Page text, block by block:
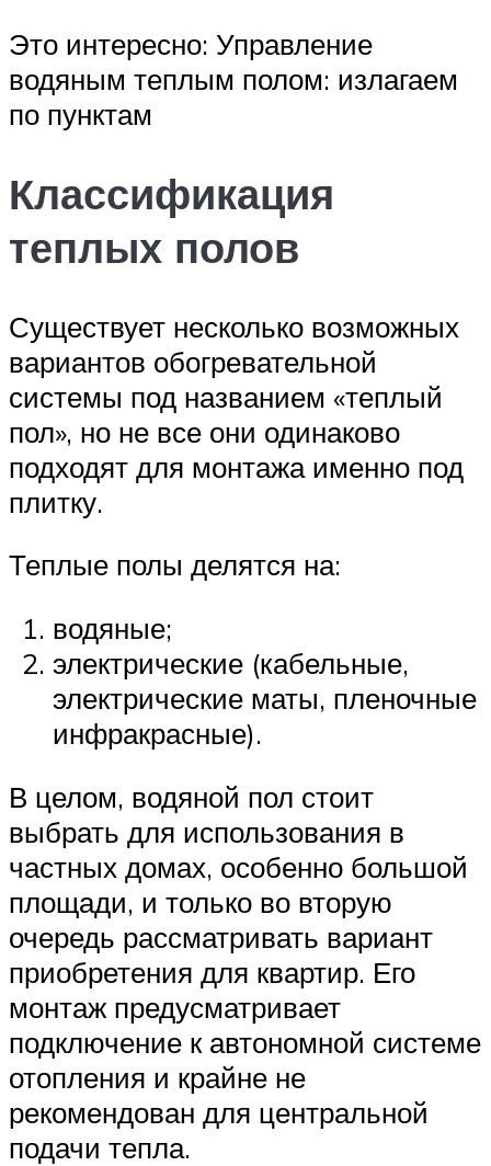
Это интересно: Управление
водяным теплым полом: излагаем
по пунктам
Классификация
теплых полов
Существует несколько возможных
вариантов обогревательной
системы под названием «теплый
пол», но не все они одинаково
подходят для монтажа именно под
плитку.
Теплые полы делятся на:
водяные;
электрические (кабельные,
электрические маты, пленочные
инфракрасные).
В целом, водяной пол стоит
выбрать для использования в
частных домах, особенно большой
площади, и только во вторую
очередь рассматривать вариант
приобретения для квартир. Его
монтаж предусматривает
подключение к автономной системе
отопления и крайне не
рекомендован для центральной
подачи тепла.